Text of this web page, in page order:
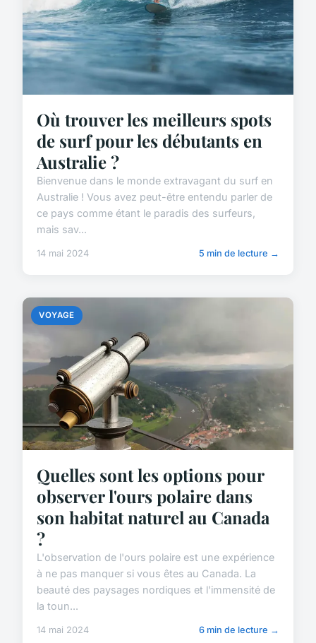
Où trouver les meilleurs spots
de surf pour les débutants en
Australie ?
Bienvenue dans le monde extravagant du surf en
Australie ! Vous avez peut-être entendu parler de
ce pays comme étant le paradis des surfeurs,
mais sav...
14 mai 2024 5 min de lecture →
VOYAGE
Quelles sont les options pour
observer l'ours polaire dans
son habitat naturel au Canada
?
L'observation de l'ours polaire est une expérience
à ne pas manquer si vous êtes au Canada. La
beauté des paysages nordiques et l'immensité de
la toun...
14 mai 2024 6 min de lecture →